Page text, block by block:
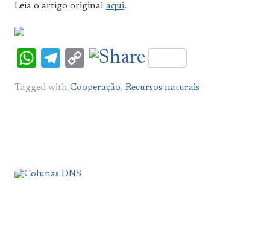
Leia o artigo original aqui.
WhatsApp
Telegram
Copy
Tagged with Cooperação, Recursos naturais